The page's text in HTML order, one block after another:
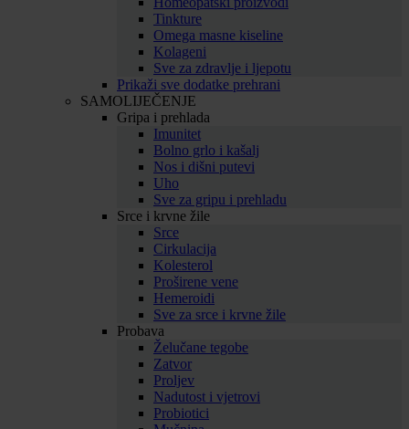
Tinkture
Omega masne kiseline
Kolageni
Sve za zdravlje i ljepotu
Prikaži sve dodatke prehrani
SAMOLIJEČENJE
Gripa i prehlada
Imunitet
Bolno grlo i kašalj
Nos i dišni putevi
Uho
Sve za gripu i prehladu
Srce i krvne žile
Srce
Cirkulacija
Kolesterol
Proširene vene
Hemeroidi
Sve za srce i krvne žile
Probava
Želučane tegobe
Zatvor
Proljev
Nadutost i vjetrovi
Probiotici